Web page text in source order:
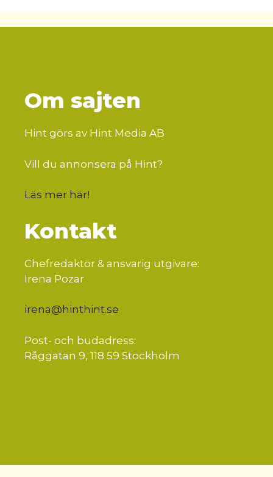
Om sajten
Hint görs av Hint Media AB
Vill du annonsera på Hint?
Läs mer här!
Kontakt
Chefredaktör & ansvarig utgivare:
Irena Pozar
irena@hinthint.se
Post- och budadress:
Råggatan 9, 118 59 Stockholm